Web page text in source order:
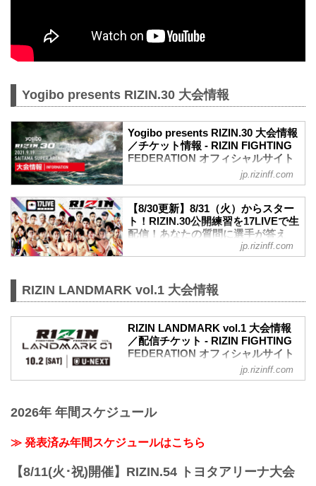
Yogibo presents RIZIN.30 大会情報
Yogibo presents RIZIN.30 大会情報
／チケット情報 - RIZIN FIGHTING
FEDERATION オフィシャルサイト
SUPER ARENA | Trailer
youtu.be
大会概要
Yogibo presents RIZIN.30
2021年9月19日（日）12:30開場 / 14:00開
始
20:00頃
※試合内容、イベント進行によって終了
予定時間が前後することがありますので
会場
JR京浜東北線・JR上野東京ライン（宇都
宮線・高崎線）「さいた...
jp.rizinff.com
【8/30更新】8/31（火）からスター
ト！RIZIN.30公開練習を17LIVEで生
配信！あなたの質問に選手が答え
る？！ - RIZIN FIGHTING
FEDERATION オフィシャルサイト
Yogibo presents RIZIN.30出場選手たちの
公開練習を、17LIVEで生配信することが
決定！
公開練習の様子はRIZIN FF イチナナ公式
アカウントから生配信され、選手への質
疑応答も行われる予定だ！選手へ質疑の
際に、ライブ配信中に寄せられたコメン
景、質疑応答の様子を是非ライブ配信で
スケジュール更新情報
以下の2名の公開練習スケジュールが変...
jp.rizinff.com
RIZIN LANDMARK vol.1 大会情報
RIZIN LANDMARK vol.1 大会情報
／配信チケット - RIZIN FIGHTING
FEDERATION オフィシャルサイト
日時
※開始時間は予定です。決定次第RIZIN
す。
主催
jp.rizinff.com
2026年 年間スケジュール
≫ 発表済み年間スケジュールはこちら
【8/11(火･祝)開催】RIZIN.54 トヨタアリーナ大会